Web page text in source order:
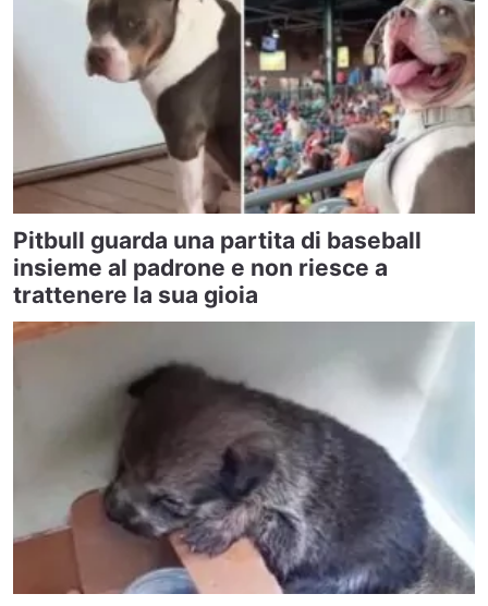
Pitbull guarda una partita di baseball
insieme al padrone e non riesce a
trattenere la sua gioia